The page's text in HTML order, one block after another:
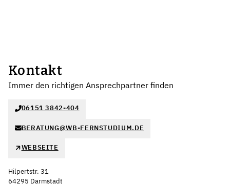
Kontakt
Immer den richtigen Ansprechpartner finden
06151 3842-404
BERATUNG@WB-FERNSTUDIUM.DE
WEBSEITE
Hilpertstr. 31
64295 Darmstadt